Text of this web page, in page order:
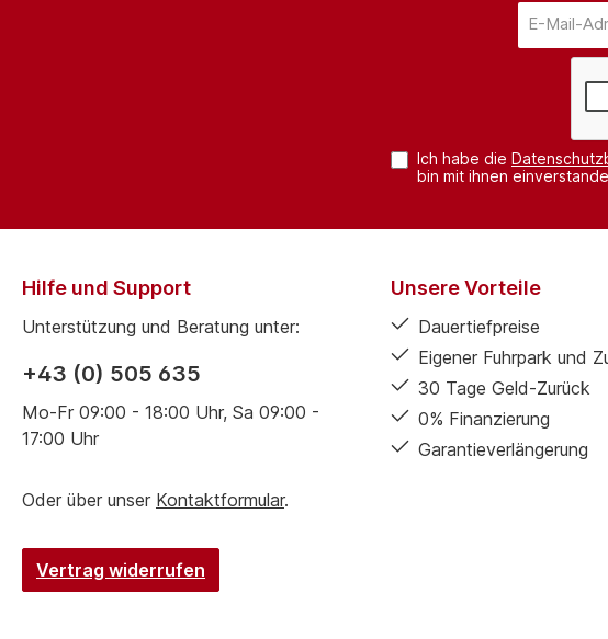
Ich habe die
bin mit ihnen
Hilfe und Support
Unterstützung und Beratung unter:
+43 (0) 505 635
Mo-Fr 09:00 - 18:00 Uhr, Sa 09:00 -
17:00 Uhr
Oder über unser Kontaktformular.
Vertrag widerrufen
Unsere Vorteile
Dauertiefpreise
Eigener Fuhrpark und
30 Tage Geld-Zurück
0% Finanzierung
Garantieverlängerung